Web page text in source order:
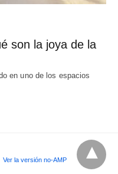
son la joya de la
en uno de los espacios
Ver la versión no-AMP